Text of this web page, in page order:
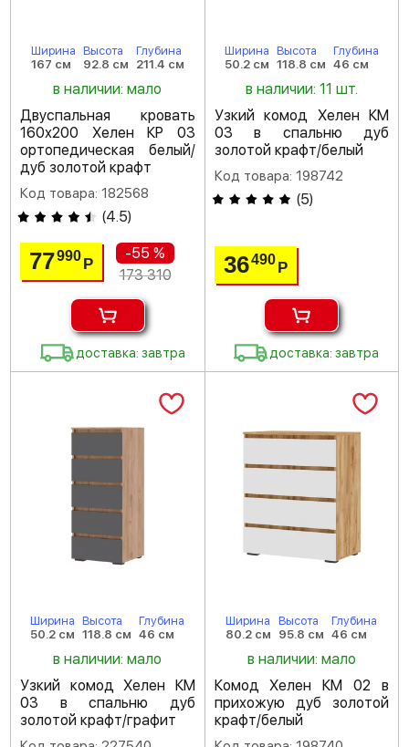
Ширина
167 см
Высота
92.8 см
Глубина
211.4 см
в наличии: мало
Двуспальная кровать
160х200 Хелен КР 03
ортопедическая белый/
дуб золотой крафт
Код товара: 182568
(4.5)
77990Р
-55 %
173 310
доставка: завтра
Ширина
50.2 см
Высота
118.8 см
Глубина
46 см
в наличии: 11 шт.
Узкий комод Хелен КМ
03 в спальню дуб
золотой крафт/белый
Код товара: 198742
(5)
36490 Р
доставка: завтра
Ширина
50.2 см
Высота
118.8 см
Глубина
46 см
в наличии: мало
Узкий комод Хелен КМ
03 в спальню дуб
золотой крафт/графит
Ширина
80.2 см
Высота
95.8 см
Глубина
46 см
в наличии: мало
Комод Хелен КМ 02 в
прихожую дуб золотой
крафт/белый